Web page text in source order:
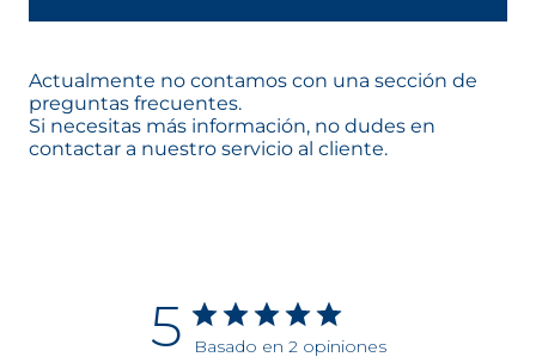
Actualmente no contamos con una sección de
preguntas frecuentes.
Si necesitas más información, no dudes en
contactar a nuestro servicio al cliente.
5 Basado en 2 opiniones